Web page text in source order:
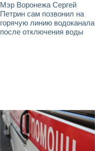
Мэр Воронежа Сергей
Петрин сам позвонил на
горячую линию водоканала
после отключения воды